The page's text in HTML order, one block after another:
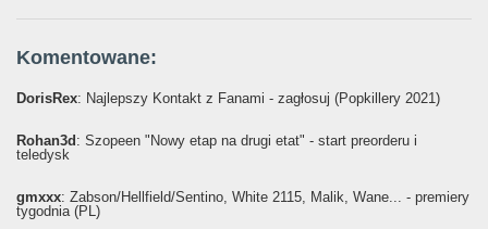
Komentowane:
DorisRex: Najlepszy Kontakt z Fanami - zagłosuj (Popkillery 2021)
Rohan3d : Szopeen "Nowy etap na drugi etat" - start preorderu i
teledysk
gmxxx: Żabson/Hellfield/Sentino, White 2115, Malik, Wane... - premiery
tygodnia (PL)